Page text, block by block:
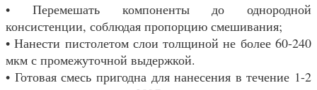
• Перемешать компоненты до однородной
консистенции, соблюдая пропорцию смешивания;
• Нанести пистолетом слои толщиной не более 60-240
мкм с промежуточной выдержкой.
• Готовая смесь пригодна для нанесения в течение 1-2